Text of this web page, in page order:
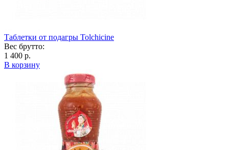
Таблетки от подагры Tolchicine
Вес брутто:
1 400 р.
В корзину